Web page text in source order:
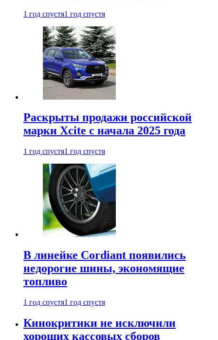
1 год спустя1 год спустя
Раскрыты продажи российской
марки Xcite с начала 2025 года
1 год спустя1 год спустя
В линейке Cordiant появились
недорогие шины, экономящие
топливо
1 год спустя1 год спустя
Кинокритики не исключили
хороших кассовых сборов